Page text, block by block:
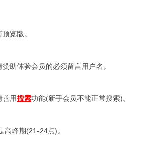
览版。
助体验会员的必须留言用户名。
善用搜索功能(新手会员不能正常搜索)。
峰期(21-24点)。